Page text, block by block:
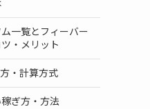
一覧とフィーバー
・メリット
・計算方式
ぎ方・方法